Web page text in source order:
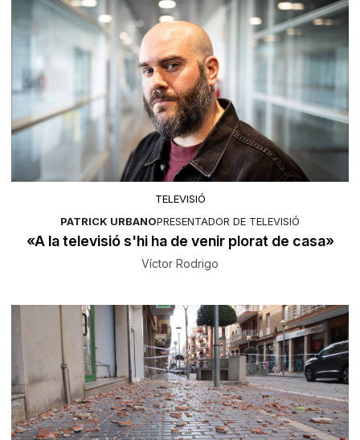
TELEVISIÓ
PATRICK URBANOPRESENTADOR DE TELEVISIÓ
«A la televisió s'hi ha de venir plorat de casa»
Víctor Rodrigo